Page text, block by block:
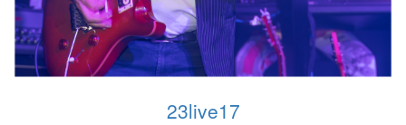
23live17